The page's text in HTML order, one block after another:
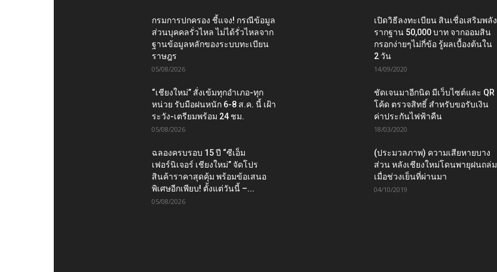
กรมการปกครอง ชี้แจง! กรณีข้อมูล
ส่วนบุคคลรั่วไหล ไม่ได้รั่วไหลจาก
ฐานข้อมูลหลักของระบบทะเบียน
ราษฎร
05/08/2026
“เชียงใหม่” สั่งเข้มทุกอำเภอ-ทุก
หน่วย รับมือฝนหนัก 6-8 ส.ค. นี้ เฝ้า
ระวัง-เตรียมพร้อม 24 ชม.
05/08/2026
ฉลองครบรอบ 15 ปี “ซีเอ็ม
เฟอร์นิเจอร์ เชียงใหม่” จัดโปร
สินค้าราคาสุดคุ้ม พร้อมข้อเสนอ
พิเศษอีกเพียบ! ตั้งแต่วันนี้ –...
05/08/2026
เปิดวิธีลงทะเบียน สินเชื่อเสริมพลัง
รากฐาน 50,000 บาท จากออมสิน
กรอกง่ายๆไม่กี่ข้อ รู้ผลเบื้องต้นใน
2 วัน
14/09/2020
ชัดเจนมาอีกนิด มีเว็บไซต์และ QR
โค้ด ตรวจสิทธิ์ สำหรับขอรับเงิน
ค่าประกันไฟฟ้าคืน
18/03/2020
(ประมวลภาพ) ความเสียหายบาง
ส่วน หลังเชียงใหม่โดนพายุฝนถล่ม
เมื่อช่วงเย็นที่ผ่านมา
04/10/2019